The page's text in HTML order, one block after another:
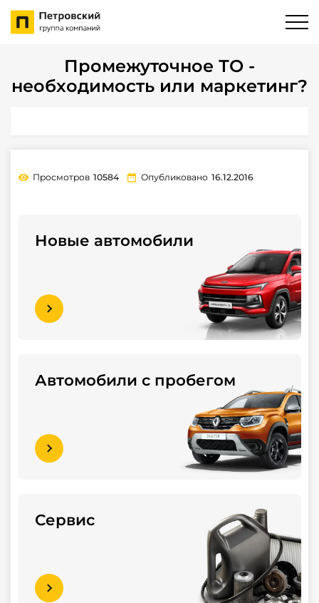
Промежуточное ТО -
необходимость или маркетинг?
Просмотров 10584 Опубликовано 16.12.2016
Новые автомобили
Автомобили с пробегом
Сервис